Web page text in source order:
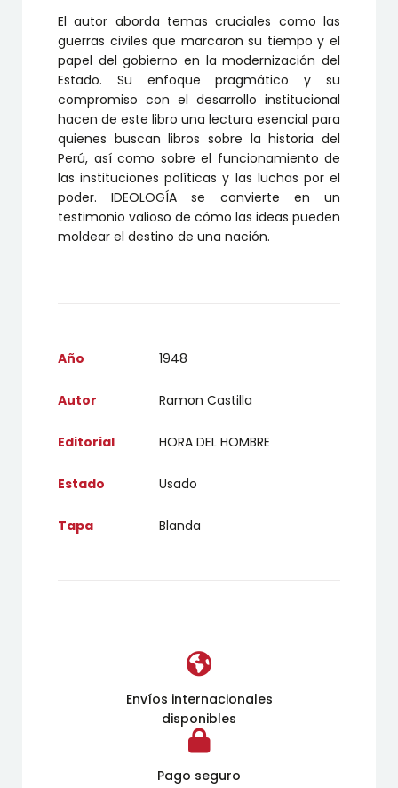
El autor aborda temas cruciales como las
guerras civiles que marcaron su tiempo y el
papel del gobierno en la modernización del
Estado. Su enfoque pragmático y su
compromiso con el desarrollo institucional
hacen de este libro una lectura esencial para
quienes buscan libros sobre la historia del
Perú, así como sobre el funcionamiento de
las instituciones políticas y las luchas por el
poder. IDEOLOGÍA se convierte en un
testimonio valioso de cómo las ideas pueden
moldear el destino de una nación.
Año 1948
Autor Ramon Castilla
Editorial HORA DEL HOMBRE
Estado Usado
Tapa Blanda
Envíos internacionales
disponibles
Pago seguro